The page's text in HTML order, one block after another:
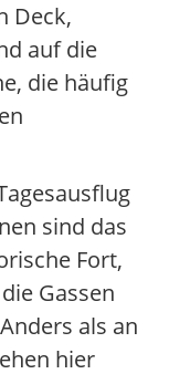
Deck,
auf die
die häufig
sind das
Fort,
Gassen
als an
hier